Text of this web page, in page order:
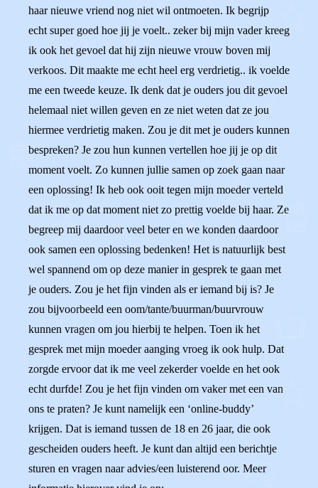
haar nieuwe vriend nog niet wil ontmoeten. Ik begrijp
echt super goed hoe jij je voelt.. zeker bij mijn vader kreeg
ik ook het gevoel dat hij zijn nieuwe vrouw boven mij
verkoos. Dit maakte me echt heel erg verdrietig.. ik voelde
me een tweede keuze. Ik denk dat je ouders jou dit gevoel
helemaal niet willen geven en ze niet weten dat ze jou
hiermee verdrietig maken. Zou je dit met je ouders kunnen
bespreken? Je zou hun kunnen vertellen hoe jij je op dit
moment voelt. Zo kunnen jullie samen op zoek gaan naar
een oplossing! Ik heb ook ooit tegen mijn moeder verteld
dat ik me op dat moment niet zo prettig voelde bij haar. Ze
begreep mij daardoor veel beter en we konden daardoor
ook samen een oplossing bedenken! Het is natuurlijk best
wel spannend om op deze manier in gesprek te gaan met
je ouders. Zou je het fijn vinden als er iemand bij is? Je
zou bijvoorbeeld een oom/tante/buurman/buurvrouw
kunnen vragen om jou hierbij te helpen. Toen ik het
gesprek met mijn moeder aanging vroeg ik ook hulp. Dat
zorgde ervoor dat ik me veel zekerder voelde en het ook
echt durfde! Zou je het fijn vinden om vaker met een van
ons te praten? Je kunt namelijk een ‘online-buddy’
krijgen. Dat is iemand tussen de 18 en 26 jaar, die ook
gescheiden ouders heeft. Je kunt dan altijd een berichtje
sturen en vragen naar advies/een luisterend oor. Meer